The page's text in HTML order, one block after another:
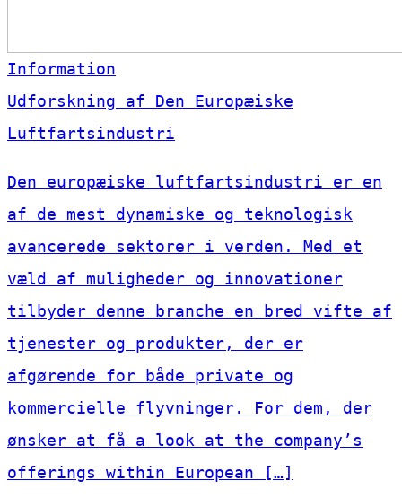
Information
Udforskning af Den Europæiske
Luftfartsindustri
Den europæiske luftfartsindustri er en
af de mest dynamiske og teknologisk
avancerede sektorer i verden. Med et
væld af muligheder og innovationer
tilbyder denne branche en bred vifte af
tjenester og produkter, der er
afgørende for både private og
kommercielle flyvninger. For dem, der
ønsker at få a look at the company’s
offerings within European […]